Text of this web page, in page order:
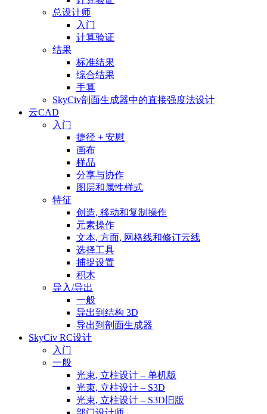
总设计师
入门
计算验证
结果
标准结果
综合结果
手算
SkyCiv剖面生成器中的直接强度法设计
云CAD
入门
捷径 + 安慰
画布
样品
分享与协作
图层和属性样式
特征
创造, 移动和复制操作
元素操作
文本, 方面, 网格线和修订云线
选择工具
捕捉设置
积木
导入/导出
一般
导出到结构 3D
导出到剖面生成器
SkyCiv RC设计
入门
一般
光束, 立柱设计 – 单机版
光束, 立柱设计 – S3D
光束, 立柱设计 – S3D旧版